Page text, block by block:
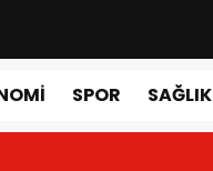
SPOR SAĞLIK